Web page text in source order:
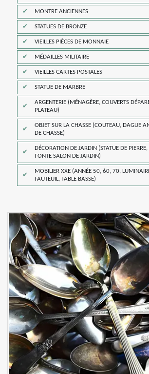
MONTRE ANCIENNES
STATUES DE BRONZE
VIEILLES PIÈCES DE MONNAIE
MÉDAILLES MILITAIRE
VIEILLES CARTES POSTALES
STATUE DE MARBRE
ARGENTERIE (MÉNAGÈRE, COUVERTS
PLATEAU)
OBJET SUR LA CHASSE (COUTEAU, DAGUE
DE CHASSE)
DÉCORATION DE JARDIN (STATUE DE PIERRE,
FONTE SALON DE JARDIN)
MOBILIER XXE (ANNÉE 50, 60, 70,
FAUTEUIL, TABLE BASSE)